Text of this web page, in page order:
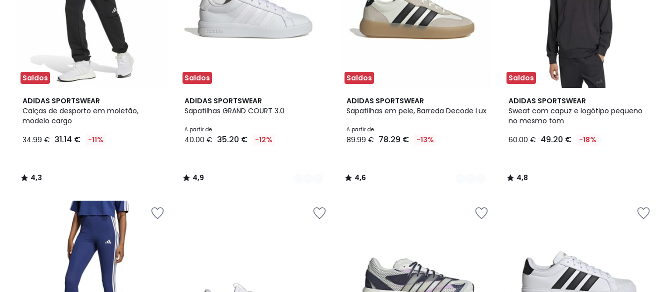
Saldos
ADIDAS SPORTSWEAR
Calças de desporto em moletão,
modelo cargo
34.99 € 31.14 € -11%
4,3
/ 5
4,3
/
Saldos
ADIDAS SPORTSWEAR
Sapatilhas GRAND COURT 3.0
A partir de
40.00 € 35.20 € -12%
4,9
/ 5
4
Cores
4,9
/
Saldos
ADIDAS SPORTSWEAR
Sapatilhas em pele, Barreda Decode Lux
A partir de
89.99 € 78.29 € -13%
4,6
/ 5
2
Cores
4,6
/
Saldos
ADIDAS SPORTSWEAR
Sweat com capuz e logótipo pequeno
no mesmo tom
60.00 € 49.20 € -18%
4,8
/ 5
4,8
/